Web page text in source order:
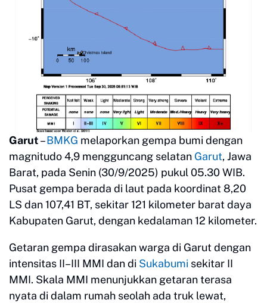
Garut–BMKG melaporkan gempa bumi dengan
magnitudo 4,9 mengguncang selatan Garut, Jawa
Barat, pada Senin (30/9/2025) pukul 05.30 WIB.
Pusat gempa berada di laut pada koordinat 8,20
LS dan 107,41 BT, sekitar 121 kilometer barat daya
Kabupaten Garut, dengan kedalaman 12 kilometer.
Getaran gempa dirasakan warga di Garut dengan
intensitas II–III MMI dan di Sukabumi sekitar II
MMI. Skala MMI menunjukkan getaran terasa
nyata di dalam rumah seolah ada truk lewat,